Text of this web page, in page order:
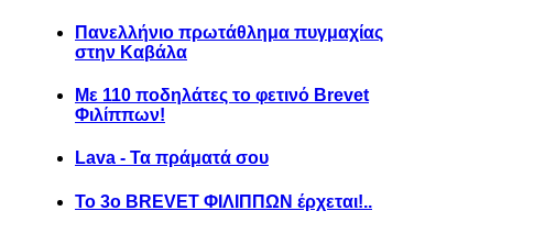
Πανελλήνιο πρωτάθλημα πυγμαχίας
στην Καβάλα
Με 110 ποδηλάτες το φετινό Brevet
Φιλίππων!
Lava - Τα πράματά σου
Το 3ο BREVET ΦΙΛΙΠΠΩΝ έρχεται!..